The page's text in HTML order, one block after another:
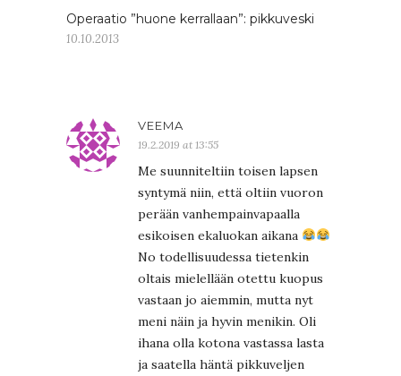
Operaatio ”huone kerrallaan”: pikkuveski
10.10.2013
VEEMA
19.2.2019 at 13:55
Me suunniteltiin toisen lapsen
syntymä niin, että oltiin vuoron
perään vanhempainvapaalla
esikoisen ekaluokan aikana
No todellisuudessa tietenkin
oltais mielellään otettu kuopus
vastaan jo aiemmin, mutta nyt
meni näin ja hyvin menikin. Oli
ihana olla kotona vastassa lasta
ja saatella häntä pikkuveljen